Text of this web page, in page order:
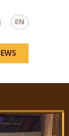
EN
Youtube